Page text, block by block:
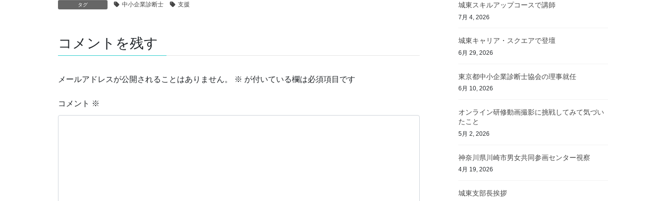
タグ 中小企業診断士 支援
コメントを残す
メールアドレスが公開されることはありません。 ※ が付いている欄は必須項目です
コメント ※
城東スキルアップコースで講師
7月 4, 2026
城東キャリア・スクエアで登壇
6月 29, 2026
東京都中小企業診断士協会の理事就任
6月 10, 2026
オンライン研修動画撮影に挑戦してみて気づい
たこと
5月 2, 2026
神奈川県川崎市男女共同参画センター視察
4月 19, 2026
城東支部長挨拶